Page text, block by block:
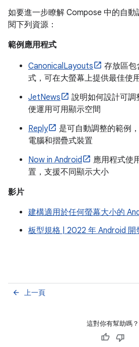
如要進一步瞭解 Compose 中的自
閱下列資源：
範例應用程式
CanonicalLayouts
存放區包
式，可在大螢幕上提供最佳使
JetNews
說明如何設計可調
便運用可用顯示空間
Reply
是可自動調整的範例
電腦和摺疊式裝置
Now in Android
應用程式使
置，支援不同顯示大小
影片
建構適用於任何螢幕大小的
板型規格 | 2022 年 Android 開
上一頁
arrow_back
這對你有幫助嗎？